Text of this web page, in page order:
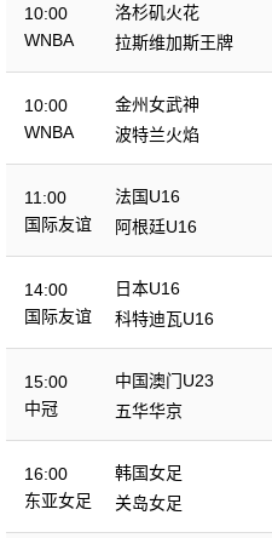
10:00
WNBA
洛杉矶火花
拉斯维加斯王牌
10:00
WNBA
金州女武神
波特兰火焰
11:00
国际友谊
法国U16
阿根廷U16
14:00
国际友谊
日本U16
科特迪瓦U16
15:00
中冠
中国澳门U23
五华华京
16:00
东亚女足
韩国女足
关岛女足